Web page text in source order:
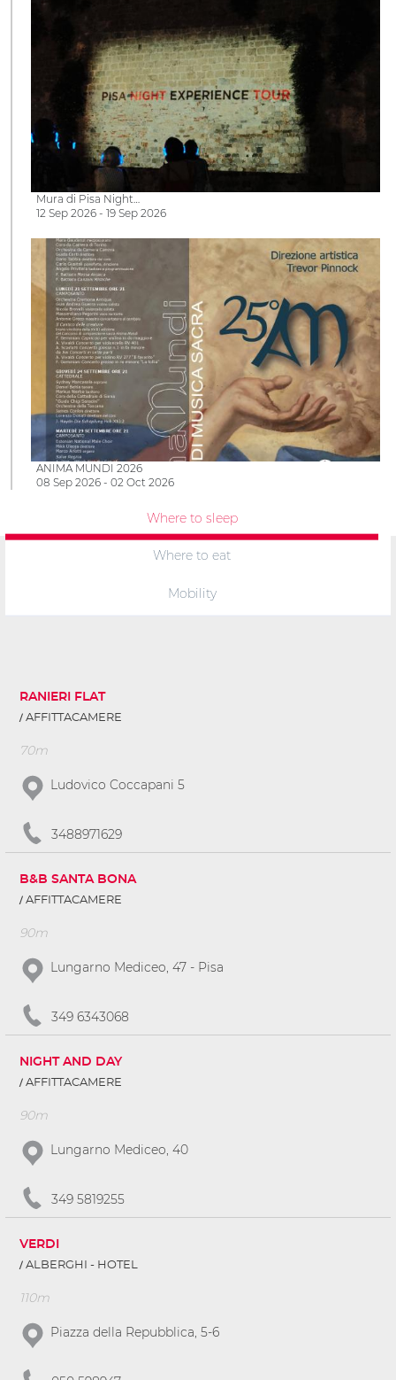
Mura di Pisa Night…
12 Sep 2026 - 19 Sep 2026
ANIMA MUNDI 2026
08 Sep 2026 - 02 Oct 2026
Where to sleep
Where to eat
Mobility
RANIERI FLAT
AFFITTACAMERE
70m
Ludovico Coccapani 5
3488971629
B&B SANTA BONA
AFFITTACAMERE
90m
Lungarno Mediceo, 47 - Pisa
349 6343068
NIGHT AND DAY
AFFITTACAMERE
90m
Lungarno Mediceo, 40
349 5819255
VERDI
ALBERGHI - HOTEL
110m
Piazza della Repubblica, 5-6